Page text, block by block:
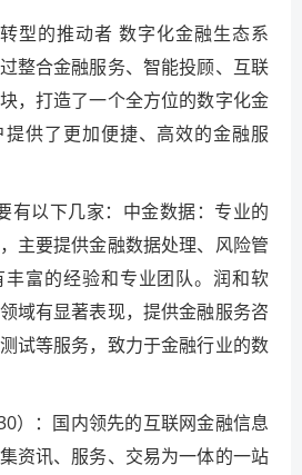
型的推动者 数字化金融生态系
整合金融服务、智能投顾、互联
，打造了一个全方位的数字化金
供了更加便捷、高效的金融服
有以下几家：中金数据：专业的
主要提供金融数据处理、风险管
富的经验和专业团队。润和软
域有显著表现，提供金融服务咨
试等服务，致力于金融行业的数
）：国内领先的互联网金融信息
资讯、服务、交易为一体的一站